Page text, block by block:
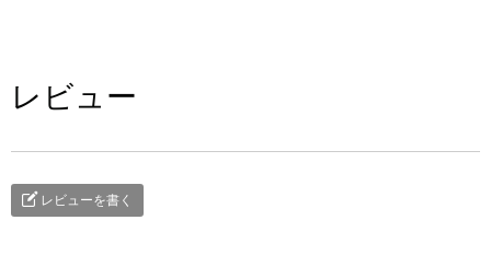
レビュー
レビューを書く